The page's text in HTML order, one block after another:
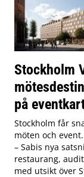
Stockholm
på
Stockholm får
möten och
– Sabis nya
restaurang,
med utsikt över